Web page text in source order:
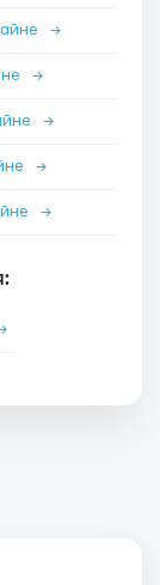
→
→
→
→
→